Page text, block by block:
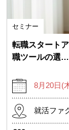
セミナー
転職スタート
職ツールの選
8月20日(
就活ファ